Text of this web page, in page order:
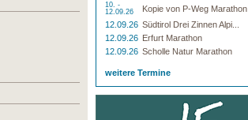
10. -
12.09.26
Kopie von P-Weg Marathon
12.09.26 Südtirol Drei Zinnen Alpi...
12.09.26 Erfurt Marathon
12.09.26 Scholle Natur Marathon
weitere Termine